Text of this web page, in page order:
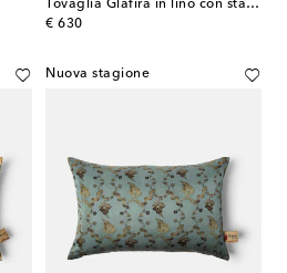
Tovaglia Glafira in lino con stampa floreale
€ 630
original price
Nuova stagione